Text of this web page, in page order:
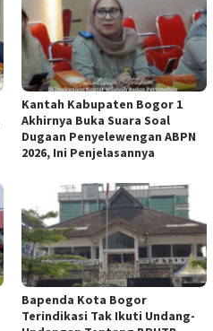
Kantah Kabupaten Bogor 1
Akhirnya Buka Suara Soal
Dugaan Penyelewengan ABPN
2026, Ini Penjelasannya
Bapenda Kota Bogor
Terindikasi Tak Ikuti Undang-